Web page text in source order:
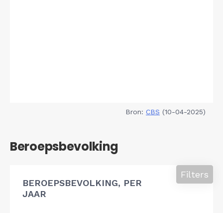
Bron: CBS (10-04-2025)
Beroepsbevolking
BEROEPSBEVOLKING, PER
JAAR
Filters